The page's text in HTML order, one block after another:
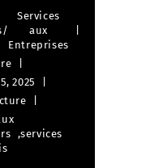
/
Services
aux
Entreprises
2025
,services